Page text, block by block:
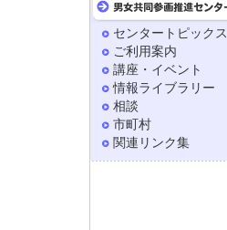
センタートピックス
ご利用案内
講座・イベント
情報ライブラリー
相談
市町村
関連リンク集